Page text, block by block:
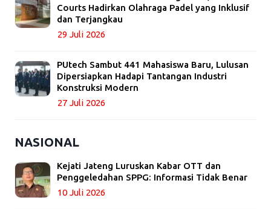
Courts Hadirkan Olahraga Padel yang Inklusif
dan Terjangkau
29 Juli 2026
PUtech Sambut 441 Mahasiswa Baru, Lulusan
Dipersiapkan Hadapi Tantangan Industri
Konstruksi Modern
27 Juli 2026
NASIONAL
Kejati Jateng Luruskan Kabar OTT dan
Penggeledahan SPPG: Informasi Tidak Benar
10 Juli 2026